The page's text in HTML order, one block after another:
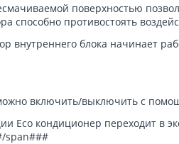
поверхностью
противостоять
внутреннего блока начинает
включить/выключить с
Eco кондиционер переходит
span###